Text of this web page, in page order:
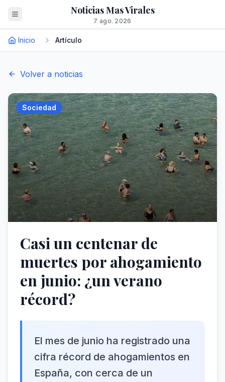
Noticias Mas Virales
7 ago. 2026
Inicio Artículo
Volver a noticias
Sociedad
Casi un centenar de
muertes por ahogamiento
en junio: ¿un verano
récord?
El mes de junio ha registrado una
cifra récord de ahogamientos en
España, con cerca de un